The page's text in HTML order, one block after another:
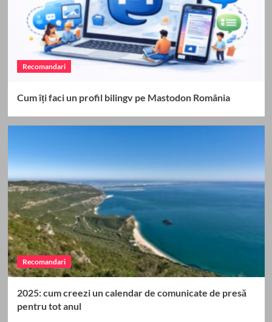
Recomandari
Cum îți faci un profil bilingv pe Mastodon România
Recomandari
2025: cum creezi un calendar de comunicate de presă
pentru tot anul